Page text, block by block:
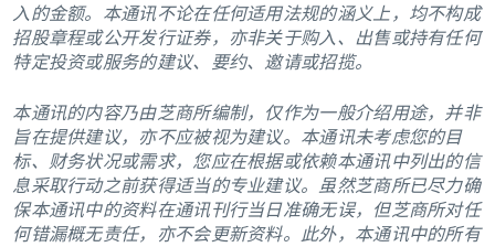
入的金额。本通讯不论在任何适用法规的涵义上，均不构成
招股章程或公开发行证券，亦非关于购入、出售或持有任何
特定投资或服务的建议、要约、邀请或招揽。
本通讯的内容乃由芝商所编制，仅作为一般介绍用途，并非
旨在提供建议，亦不应被视为建议。本通讯未考虑您的目
标、财务状况或需求，您应在根据或依赖本通讯中列出的信
息采取行动之前获得适当的专业建议。虽然芝商所已尽力确
保本通讯中的资料在通讯刊行当日准确无误，但芝商所对任
何错漏概无责任，亦不会更新资料。此外，本通讯中的所有